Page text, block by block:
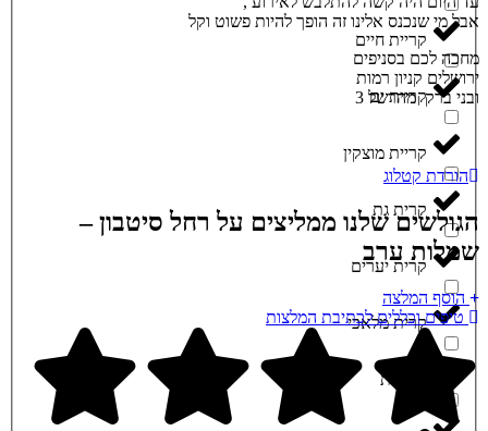
קריית חיים
קריית ים
קריית מוצקין
קרית גת
קרית יערים
קרית מלאכי
רחובות
אבל מי שנכנס אלינו זה הופך להיות פשוט וקל
מחכה לכם בסניפים
ירושלים קניון רמות
ובני ברק מהרשל 3
הורדת קטלוג
הגולשים שלנו ממליצים על רחל סיטבון –
שמלות ערב
הוסף המלצה
טיפים וכללים לכתיבת המלצות